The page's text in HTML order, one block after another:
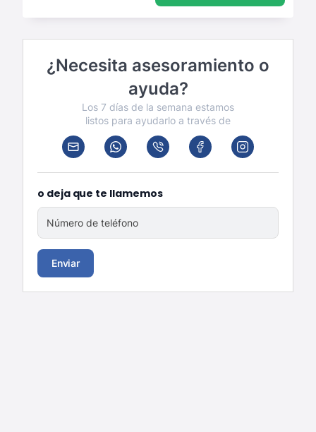
¿Necesita asesoramiento o
ayuda?
Los 7 días de la semana estamos
listos para ayudarlo a través de
o deja que te llamemos
Número de teléfono
Enviar